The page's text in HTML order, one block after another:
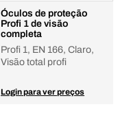
Óculos de proteção
Profi 1 de visão
completa
Profi 1, EN 166, Claro,
Visão total profi
Login para ver preços